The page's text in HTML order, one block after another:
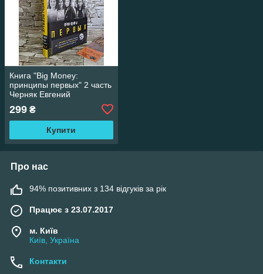
Книга "Big Money:
принципы первых" 2 часть
Черняк Евгений
299 ₴
Купити
Про нас
94% позитивних з 134 відгуків за рік
Працює з 23.07.2017
м. Київ
Київ, Україна
Контакти